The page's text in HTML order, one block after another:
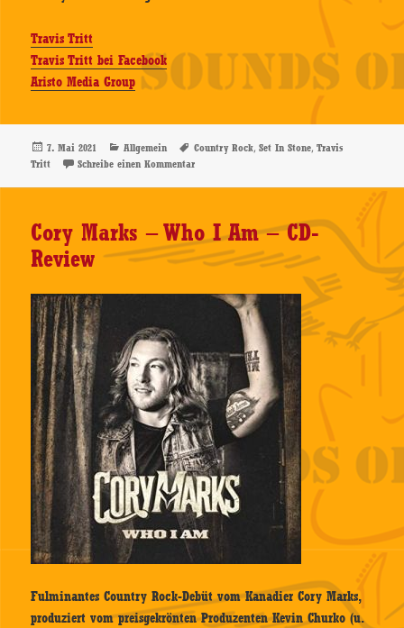
Travis Tritt
Travis Tritt bei Facebook
Aristo Media Group
Veröffentlicht
am
7. Mai 2021 Kategorien
Allgemein Schlagwörter
Country Rock,Set In Stone,Travis
Tritt
Schreibe einen Kommentarzu Travis Tritt – Set In Stone – CD-Review
Cory Marks – Who I Am – CD-
Review
Fulminantes Country Rock-Debüt vom Kanadier Cory Marks,
produziert vom preisgekrönten Produzenten Kevin Churko (u.